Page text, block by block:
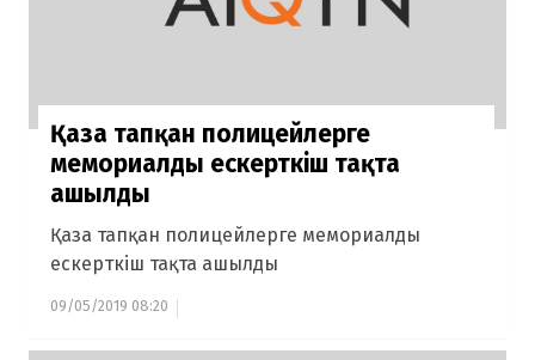
Қаза тапқан полицейлерге
мемориалды ескерткіш тақта
ашылды
Қаза тапқан полицейлерге мемориалды
ескерткіш тақта ашылды
09/05/2019 08:20